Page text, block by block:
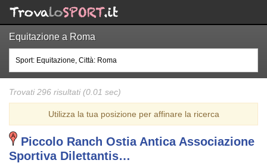
Equitazione a Roma
Trovati 296 risultati (0.01 sec)
Utilizza la tua posizione per affinare la ricerca
Piccolo Ranch Ostia Antica Associazione
Sportiva Dilettantis…